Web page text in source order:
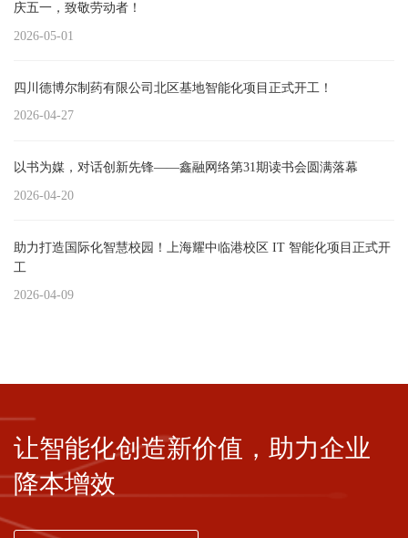
庆五一，致敬劳动者！
2026-05-01
四川德博尔制药有限公司北区基地智能化项目正式开工！
2026-04-27
以书为媒，对话创新先锋——鑫融网络第31期读书会圆满落幕
2026-04-20
助力打造国际化智慧校园！上海耀中临港校区 IT 智能化项目正式开
工
2026-04-09
让智能化创造新价值，助力企业
降本增效